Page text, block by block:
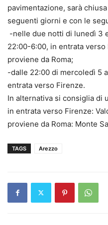
pavimentazione, sarà
seguenti giorni e con le
-nelle due notti di lunedì 3
22:00-6:00, in entrata
proviene da Roma;
-dalle 22:00 di mercoledì 5
entrata verso Firenze.
In alternativa si consiglia di
in entrata verso Firenze:
proviene da Roma: Monte
TAGS Arezzo